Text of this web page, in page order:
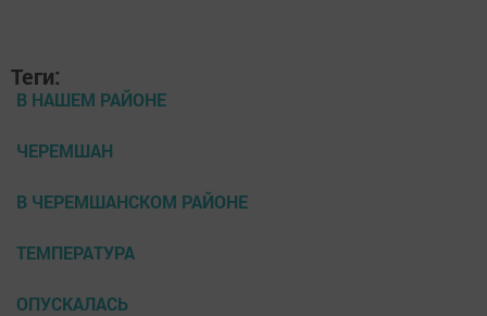
Теги:
В НАШЕМ РАЙОНЕ
ЧЕРЕМШАН
В ЧЕРЕМШАНСКОМ РАЙОНЕ
ТЕМПЕРАТУРА
ОПУСКАЛАСЬ